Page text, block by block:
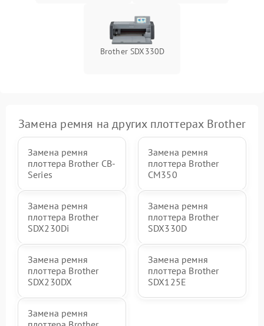
Brother SDX330D
Замена ремня на других плоттерах Brother
Замена ремня
плоттера Brother CB-
Series
Замена ремня
плоттера Brother
CM350
Замена ремня
плоттера Brother
SDX230Di
Замена ремня
плоттера Brother
SDX330D
Замена ремня
плоттера Brother
SDX230DX
Замена ремня
плоттера Brother
SDX125E
Замена ремня